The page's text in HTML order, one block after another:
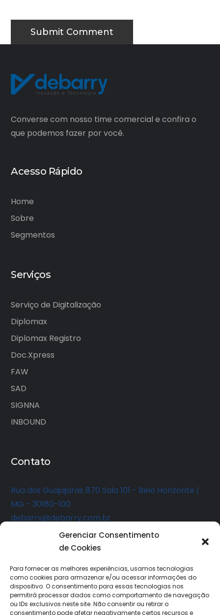
Gerenciar Consentimento
de Cookies
Para fornecer as melhores experiências, usamos tecnologias
como cookies para armazenar e/ou acessar informações do
dispositivo. O consentimento para essas tecnologias nos
permitirá processar dados como comportamento de navegação
ou IDs exclusivos neste site. Não consentir ou retirar o
consentimento pode afetar negativamente certos recursos e
Converse com nosso time comercial e confira o
que podemos fazer por você.
Acesso Rápido
Home
Sobre
Segmentos
Serviços
Serviço de Digitalização
Diplomax
Diplomax Registro
Doc.Xpress
FAW
SAD
SIGNNA
INBOUND
Contato
Rua dos Guajajaras 870 Sala 101 - Belo Horizonte |
MG - 30180-100
debarry@debarry.com.br